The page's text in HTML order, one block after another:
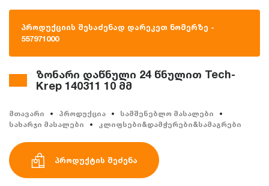
პროდუქციის შესაძენად დარეკეთ ნომერზე -
557971000
ზონარი დაწნული 24 წნულით Tech-
Krep 140311 10 მმ
მთავარი პროდუქცია
სამშენებლო მასალები
სახარჯი მასალები
კლიფსები&დამჭერები&სამაგრები
პროდუქტის შეძენა